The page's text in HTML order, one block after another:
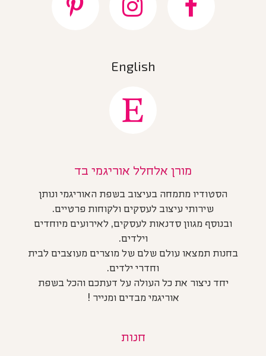
English
מורן אלחלל אוריגמי בד
הסטודיו מתמחה בעיצוב בשפת האוריגמי ונותן
שירותי עיצוב לעסקים ולקוחות פרטיים.
ובנוסף מגוון סדנאות לעסקים, לאירועים מיוחדים
וילדים.
בחנות תמצאו עולם שלם של מוצרים מעוצבים לבית
וחדרי ילדים.
יחד ניצור את כל העולה על דעתכם והכל בשפת
אוריגמי מבדים ומנייר !
חנות